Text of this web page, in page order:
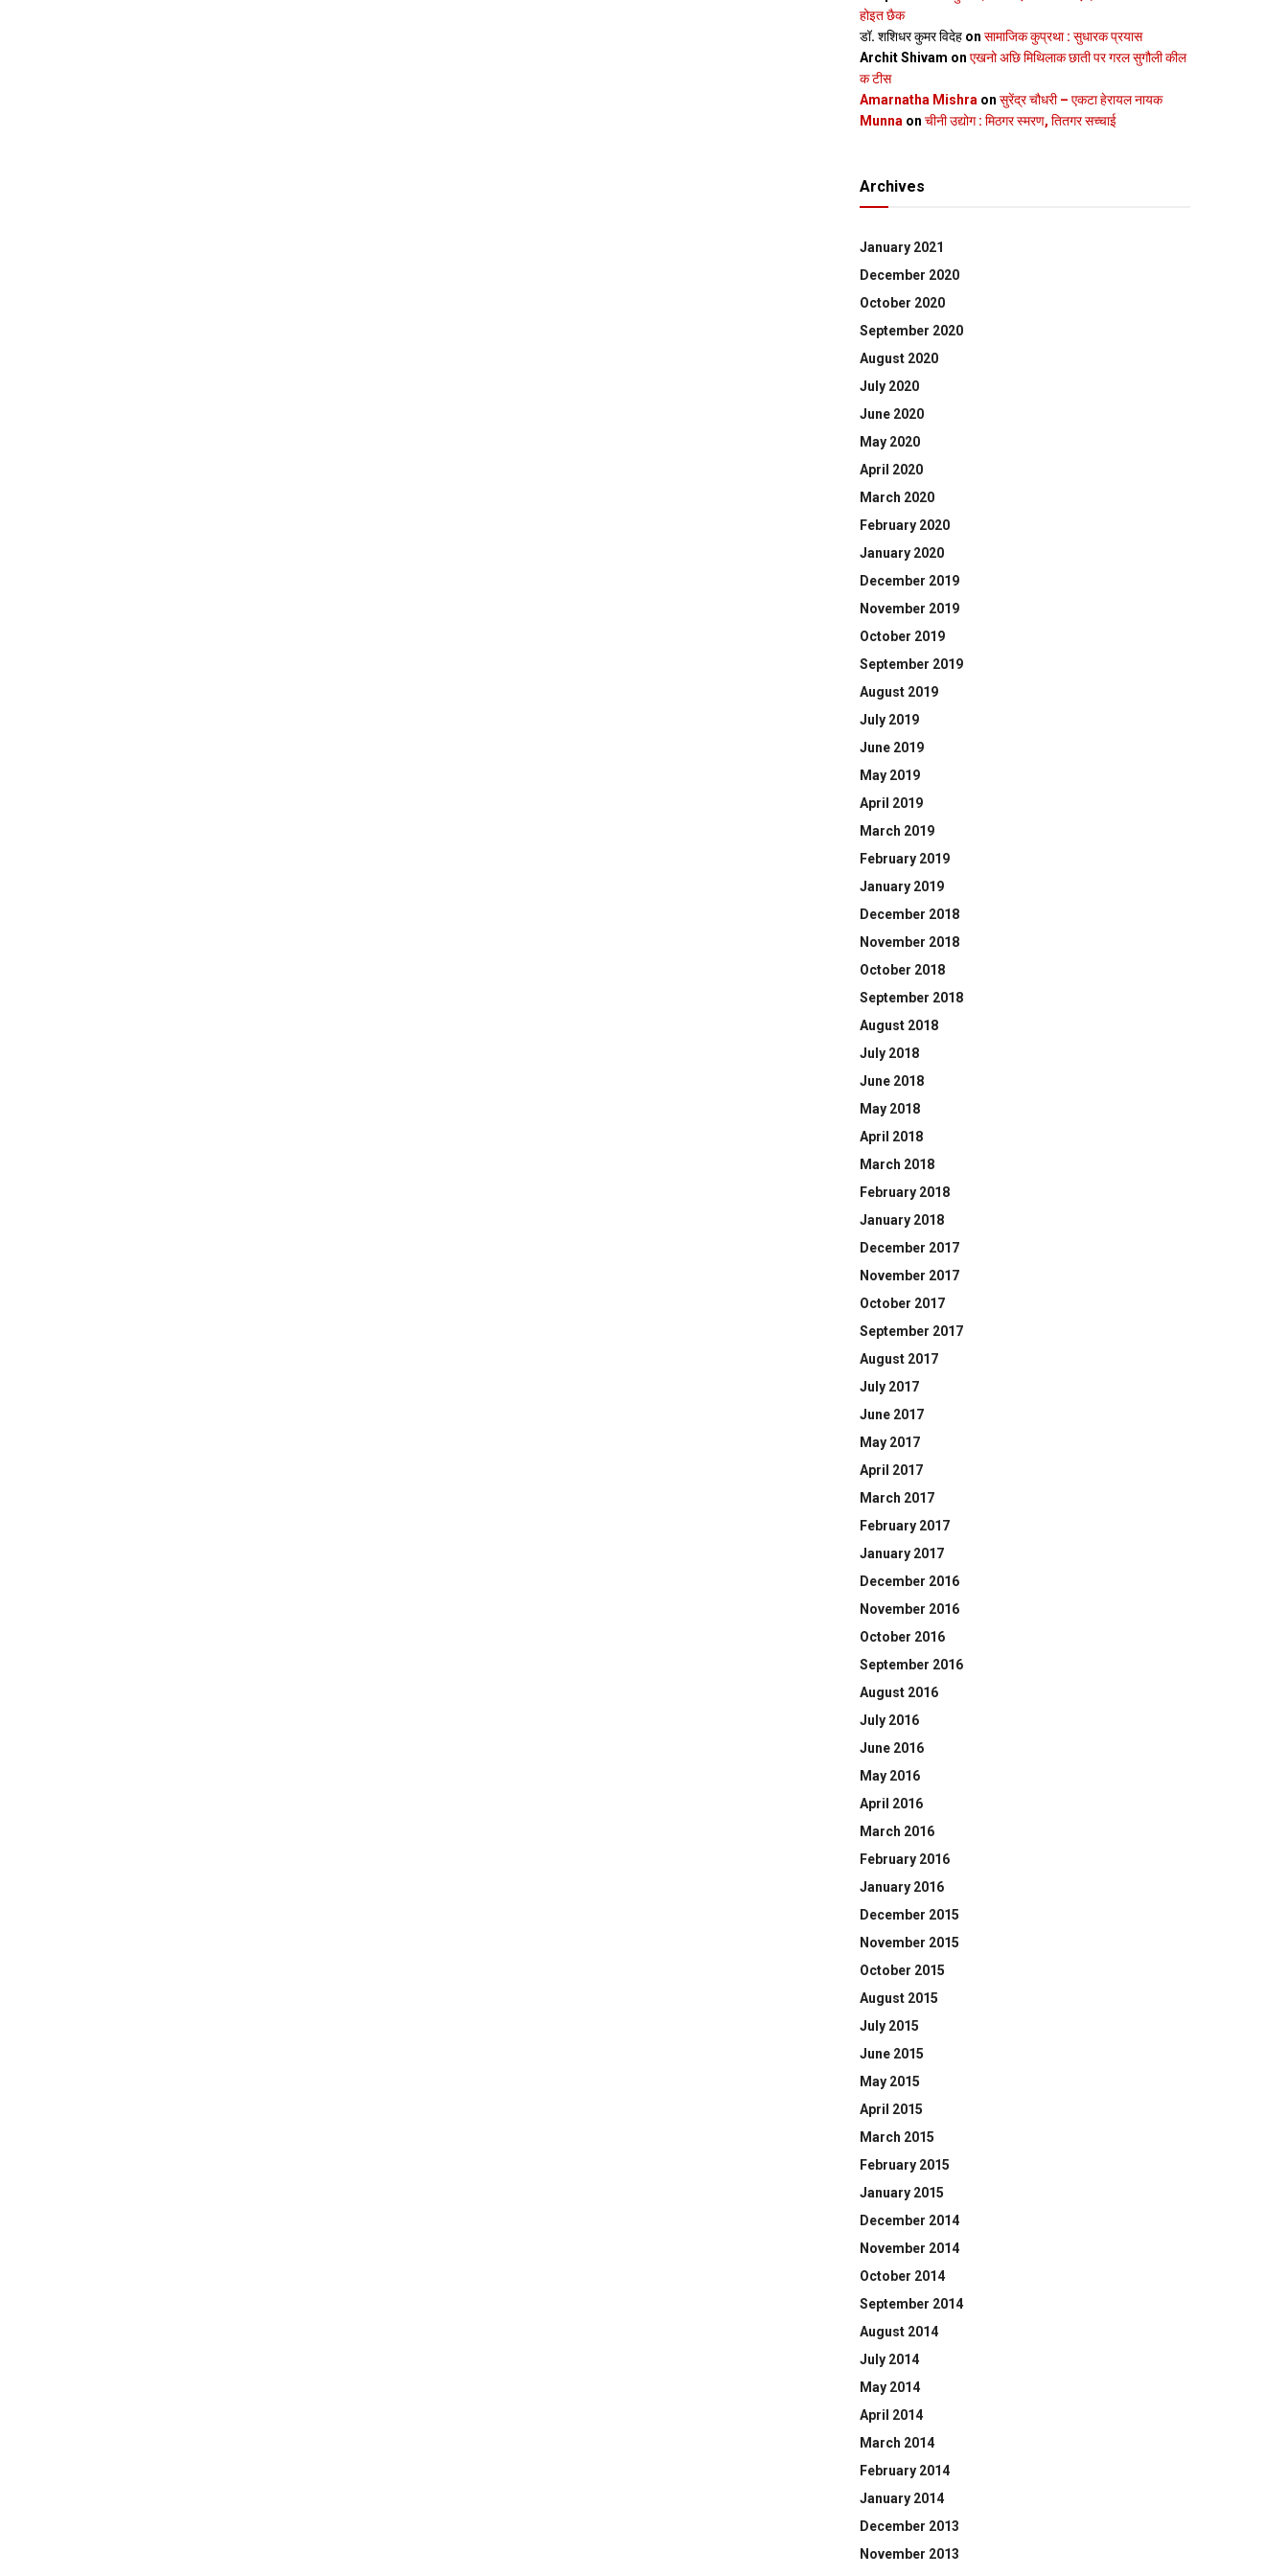
होइत छैक
डॉ. शशिधर कुमर विदेह on सामाजिक कुप्रथा : सुधारक प्रयास
Archit Shivam on एखनो अछि मिथिलाक छाती पर गरल सुगौली कील
क टीस
Amarnatha Mishra on सुरेंद्र चौधरी – एकटा हेरायल नायक
Munna on चीनी उद्योग : मिठगर स्‍मरण, तितगर सच्‍चाई
Archives
January 2021
December 2020
October 2020
September 2020
August 2020
July 2020
June 2020
May 2020
April 2020
March 2020
February 2020
January 2020
December 2019
November 2019
October 2019
September 2019
August 2019
July 2019
June 2019
May 2019
April 2019
March 2019
February 2019
January 2019
December 2018
November 2018
October 2018
September 2018
August 2018
July 2018
June 2018
May 2018
April 2018
March 2018
February 2018
January 2018
December 2017
November 2017
October 2017
September 2017
August 2017
July 2017
June 2017
May 2017
April 2017
March 2017
February 2017
January 2017
December 2016
November 2016
October 2016
September 2016
August 2016
July 2016
June 2016
May 2016
April 2016
March 2016
February 2016
January 2016
December 2015
November 2015
October 2015
August 2015
July 2015
June 2015
May 2015
April 2015
March 2015
February 2015
January 2015
December 2014
November 2014
October 2014
September 2014
August 2014
July 2014
May 2014
April 2014
March 2014
February 2014
January 2014
December 2013
November 2013